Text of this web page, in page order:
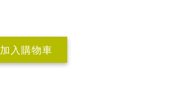
加入購物車